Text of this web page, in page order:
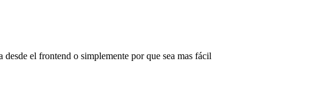
el frontend o simplemente por que sea mas fácil